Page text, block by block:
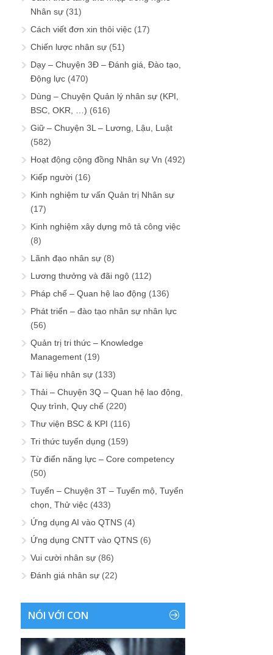
Nhân sự (31)
Cách viết đơn xin thôi việc (17)
Chiến lược nhân sự (51)
Dạy – Chuyện 3Đ – Đánh giá, Đào tạo,
Động lực (470)
Dùng – Chuyện Quản lý nhân sự (KPI,
BSC, OKR, …) (616)
Giữ – Chuyện 3L – Lương, Lậu, Luật
(582)
Hoạt động cộng đồng Nhân sự Vn (492)
Kiếp người (16)
Kinh nghiệm tư vấn Quản trị Nhân sự
(17)
Kinh nghiệm xây dựng mô tả công việc
(8)
Lãnh đạo nhân sự (8)
Lương thưởng và đãi ngộ (112)
Pháp chế – Quan hệ lao động (136)
Phát triển – đào tạo nhân sự nhân lực
(56)
Quản trị tri thức – Knowledge
Management (19)
Tài liệu nhân sự (133)
Thải – Chuyện 3Q – Quan hệ lao động,
Quy trình, Quy chế (220)
Thư viện BSC & KPI (116)
Tri thức tuyển dụng (159)
Từ điển năng lực – Core competency
(50)
Tuyển – Chuyện 3T – Tuyển mộ, Tuyển
chọn, Thử việc (433)
Ứng dụng AI vào QTNS (4)
Ứng dụng CNTT vào QTNS (6)
Vui cười nhân sự (86)
Đánh giá nhân sự (22)
NÓI VỚI CON